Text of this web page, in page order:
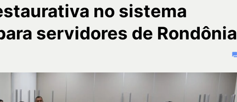
no sistema
servidores de Rondônia